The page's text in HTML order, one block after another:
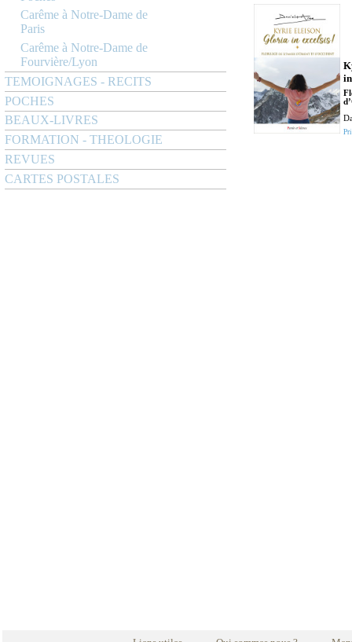
Carême à Notre-Dame de
Paris
Carême à Notre-Dame de
Fourvière/Lyon
TEMOIGNAGES - RECITS
POCHES
BEAUX-LIVRES
FORMATION - THEOLOGIE
REVUES
CARTES POSTALES